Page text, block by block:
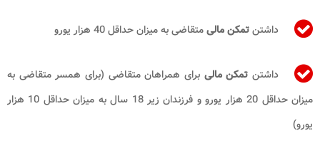
داشتنتمکن مالیمتقاضی به میزان حداقل 40 هزار یورو
داشتنتمکن مالی برای همراهان متقاضی (برای همسر متقاضی به
میزان حداقل 20 هزار یورو و فرزندان زیر 18 سال به میزان حداقل 10 هزار
یورو)